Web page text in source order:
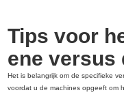
Tips voor
ene versus
Het is belangrijk om de specifieke
voordat u de machines opgeeft om